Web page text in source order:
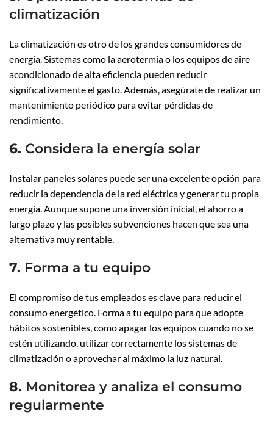
climatización
La climatización es otro de los grandes consumidores de
energía. Sistemas como la aerotermia o los equipos de aire
acondicionado de alta eficiencia pueden reducir
significativamente el gasto. Además, asegúrate de realizar un
mantenimiento periódico para evitar pérdidas de
rendimiento.
6. Considera la energía solar
Instalar paneles solares puede ser una excelente opción para
reducir la dependencia de la red eléctrica y generar tu propia
energía. Aunque supone una inversión inicial, el ahorro a
largo plazo y las posibles subvenciones hacen que sea una
alternativa muy rentable.
7. Forma a tu equipo
El compromiso de tus empleados es clave para reducir el
consumo energético. Forma a tu equipo para que adopte
hábitos sostenibles, como apagar los equipos cuando no se
estén utilizando, utilizar correctamente los sistemas de
climatización o aprovechar al máximo la luz natural.
8. Monitorea y analiza el consumo
regularmente